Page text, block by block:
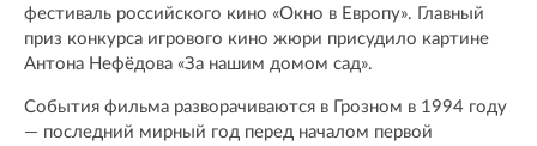
фестиваль российского кино «Окно в Европу». Главный
приз конкурса игрового кино жюри присудило картине
Антона Нефёдова «За нашим домом сад».
События фильма разворачиваются в Грозном в 1994 году
— последний мирный год перед началом первой